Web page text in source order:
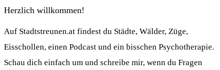
Herzlich willkommen!
Auf Stadtstreunen.at findest du Städte, Wälder, Züge,
Eisschollen, einen Podcast und ein bisschen Psychotherapie.
Schau dich einfach um und schreibe mir, wenn du Fragen